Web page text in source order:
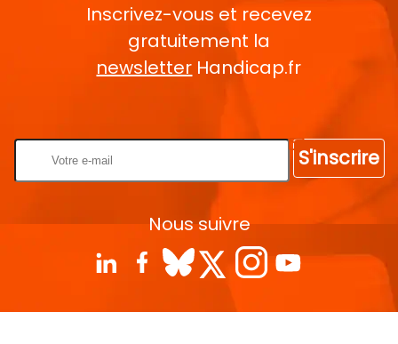
Inscrivez-vous et recevez
gratuitement la
newsletter Handicap.fr
S'inscrire
Nous suivre